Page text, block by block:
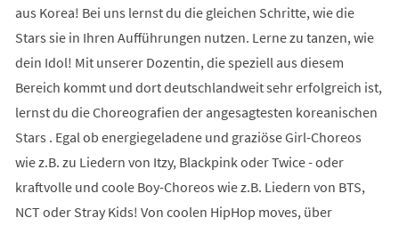
aus Korea! Bei uns lernst du die gleichen Schritte, wie die
Stars sie in Ihren Aufführungen nutzen. Lerne zu tanzen, wie
dein Idol! Mit unserer Dozentin, die speziell aus diesem
Bereich kommt und dort deutschlandweit sehr erfolgreich ist,
lernst du die Choreografien der angesagtesten koreanischen
Stars . Egal ob energiegeladene und graziöse Girl-Choreos
wie z.B. zu Liedern von Itzy, Blackpink oder Twice - oder
kraftvolle und coole Boy-Choreos wie z.B. Liedern von BTS,
NCT oder Stray Kids! Von coolen HipHop moves, über